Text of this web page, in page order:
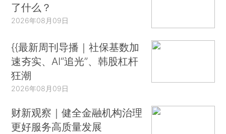
了什么？
2026年08月09日
{{最新周刊导播｜社保基数加
速夯实、AI“追光”、韩股杠杆
狂潮
2026年08月09日
财新观察｜健全金融机构治理
更好服务高质量发展